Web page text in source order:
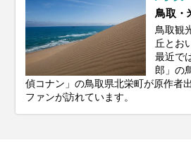
鳥取・
鳥取観
丘とお
最近で
郎」の
偵コナン」の鳥取県北栄町が原作者
ファンが訪れています。